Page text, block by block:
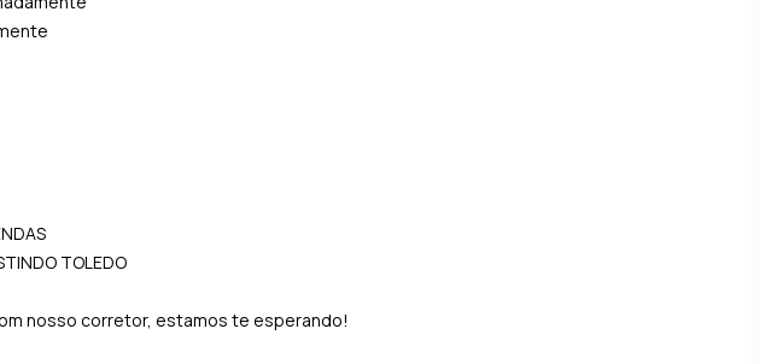
TOLEDO
nosso corretor, estamos te esperando!